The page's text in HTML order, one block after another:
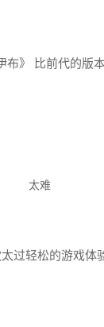
》 比前代的版
太难
过轻松的游戏体